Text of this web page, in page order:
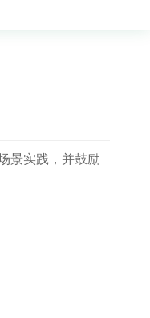
景实践，并鼓励